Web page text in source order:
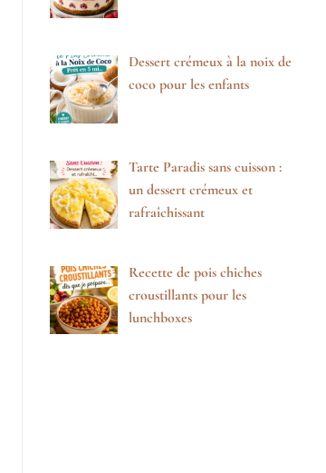
Dessert crémeux à la noix de
coco pour les enfants
Tarte Paradis sans cuisson :
un dessert crémeux et
rafraîchissant
Recette de pois chiches
croustillants pour les
lunchboxes